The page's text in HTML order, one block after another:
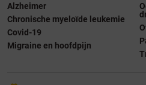
Alzheimer
Chronische myeloïde leukemie
Covid-19
Migraine en hoofdpijn